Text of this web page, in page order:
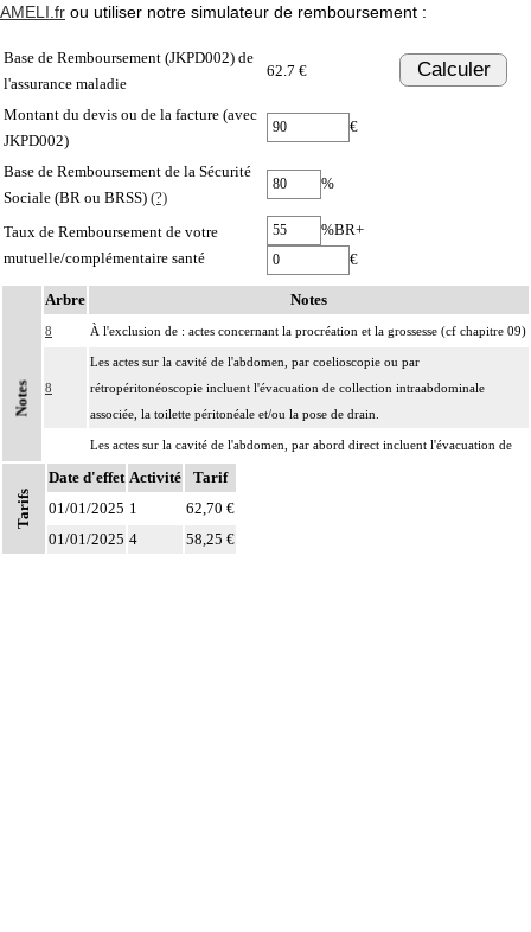
AMELI.fr ou utiliser notre simulateur de remboursement :
Base de Remboursement (JKPD002) de
l'assurance maladie
62.7 € Calculer
Montant du devis ou de la facture (avec
JKPD002)
€
Base de Remboursement de la Sécurité
Sociale (BR ou BRSS) (?)
%
Taux de Remboursement de votre
mutuelle/complémentaire santé
%BR+
€
Notes
Arbre Notes
8 À l'exclusion de : actes concernant la procréation et la grossesse (cf chapitre 09)
8
Les actes sur la cavité de l'abdomen, par coelioscopie ou par
rétropéritonéoscopie incluent l'évacuation de collection intraabdominale
associée, la toilette péritonéale et/ou la pose de drain.
8
Les actes sur la cavité de l'abdomen, par abord direct incluent l'évacuation de
collection intraabdominale associée, la toilette péritonéale et/ou la pose de
drain.
Tarifs
Date d'effet Activité
Tarif
01/01/2025 1
62,70 €
01/01/2025 4 58,25 €